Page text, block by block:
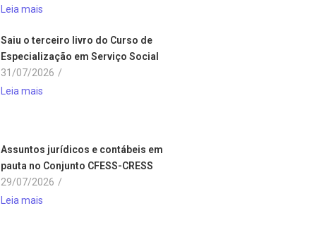
Leia mais
Saiu o terceiro livro do Curso de
Especialização em Serviço Social
31/07/2026 /
Leia mais
Assuntos jurídicos e contábeis em
pauta no Conjunto CFESS-CRESS
29/07/2026 /
Leia mais